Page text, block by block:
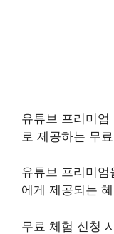
유튜브 프리미
로 제공하는 무
유튜브 프리미
에게 제공되는
무료 체험 신청